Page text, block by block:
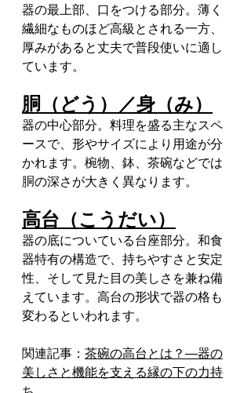
器の最上部、口をつける部分。薄く
繊細なものほど高級とされる一方、
厚みがあると丈夫で普段使いに適し
ています。
胴（どう）／身（み）
器の中心部分。料理を盛る主なスペ
ースで、形やサイズにより用途が分
かれます。椀物、鉢、茶碗などでは
胴の深さが大きく異なります。
高台（こうだい）
器の底についている台座部分。和食
器特有の構造で、持ちやすさと安定
性、そして見た目の美しさを兼ね備
えています。高台の形状で器の格も
変わるといわれます。
関連記事： 茶碗の高台とは？—器の
美しさと機能を支える縁の下の力持